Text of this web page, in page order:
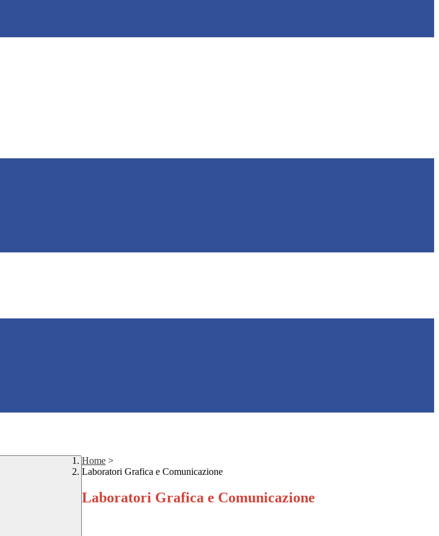
Home >
Laboratori Grafica e Comunicazione
Laboratori Grafica e Comunicazione